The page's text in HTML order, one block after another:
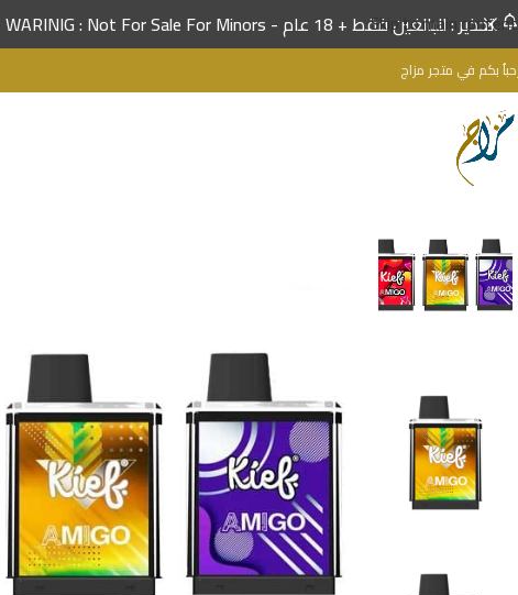
Skip to main content
تحذير : للبالغين فقط + 18 عام - WARINIG : Not For Sale For Minors
بكم في متجر مزاج